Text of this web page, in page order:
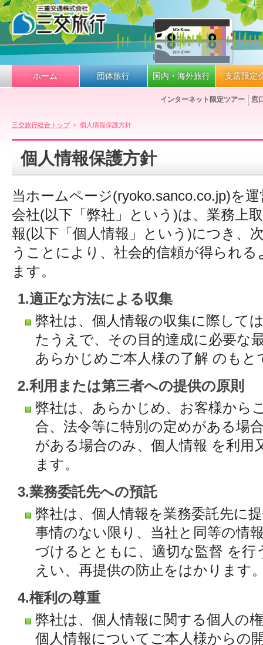
ホーム 団体旅行 国内・海外旅行 支店限定
インターネット限定ツアー 窓
三交旅行総合トップ＞ 個人情報保護方針
個人情報保護方針
当ホームページ(ryoko.sanco.co.jp)を
会社(以下「弊社」という)は、業務上
報(以下「個人情報」という)につき、
うことにより、社会的信頼が得られ
ます。
1.適正な方法による収集
弊社は、個人情報の収集に際して
たうえで、その目的達成に必要な
あらかじめご本人様の了解 のもと
2.利用または第三者への提供の原則
弊社は、あらかじめ、お客様から
合、法令等に特別の定めがある場
がある場合のみ、個人情報 を利用
ます。
3.業務委託先への預託
弊社は、個人情報を業務委託先に
事情のない限り、当社と同等の情
づけるとともに、適切な監督 を行
えい、再提供の防止をはかります
4.権利の尊重
弊社は、個人情報に関する個人の
個人情報についてご本人様からの